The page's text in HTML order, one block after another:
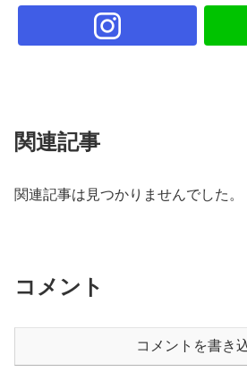
関連記事
関連記事は見つかりませんでした。
コメント
コメントを書き